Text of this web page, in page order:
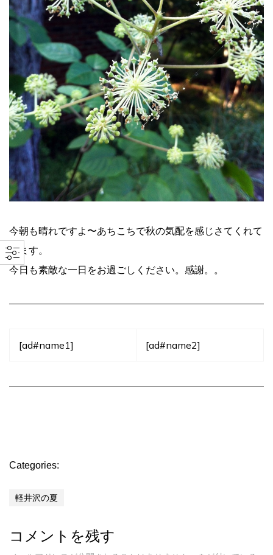
今朝も晴れですよ〜あちこちで秋の気配を感じさてくれて
います。
今日も素敵な一日をお過ごしください。感謝。。
[ad#name1] [ad#name2]
Categories:
軽井沢の夏
コメントを残す